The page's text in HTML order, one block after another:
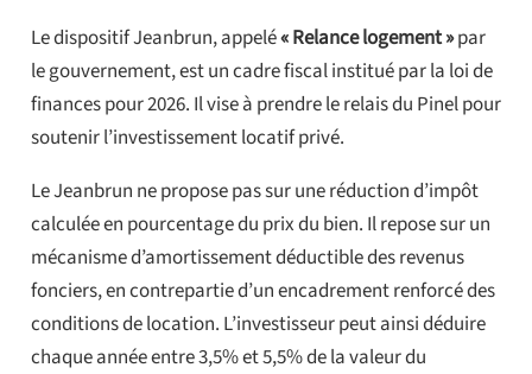
Le dispositif Jeanbrun, appelé« Relance logement »par
le gouvernement, est un cadre fiscal institué par la loi de
finances pour 2026. Il vise à prendre le relais du Pinel pour
soutenir l’investissement locatif privé.
Le Jeanbrun ne propose pas sur une réduction d’impôt
calculée en pourcentage du prix du bien. Il repose sur un
mécanisme d’amortissement déductible des revenus
fonciers, en contrepartie d’un encadrement renforcé des
conditions de location. L’investisseur peut ainsi déduire
chaque année entre 3,5% et 5,5% de la valeur du